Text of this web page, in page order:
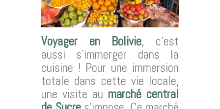
Voyager en Bolivie, c’est
aussi s’immerger dans la
cuisine ! Pour une immersion
totale dans cette vie locale,
une visite au marché central